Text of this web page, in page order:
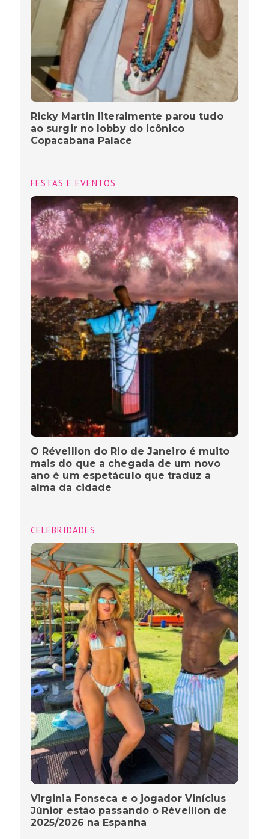
Ricky Martin literalmente parou tudo
ao surgir no lobby do icônico
Copacabana Palace
FESTAS E EVENTOS
O Réveillon do Rio de Janeiro é muito
mais do que a chegada de um novo
ano é um espetáculo que traduz a
alma da cidade
CELEBRIDADES
Virginia Fonseca e o jogador Vinícius
Júnior estão passando o Réveillon de
2025/2026 na Espanha